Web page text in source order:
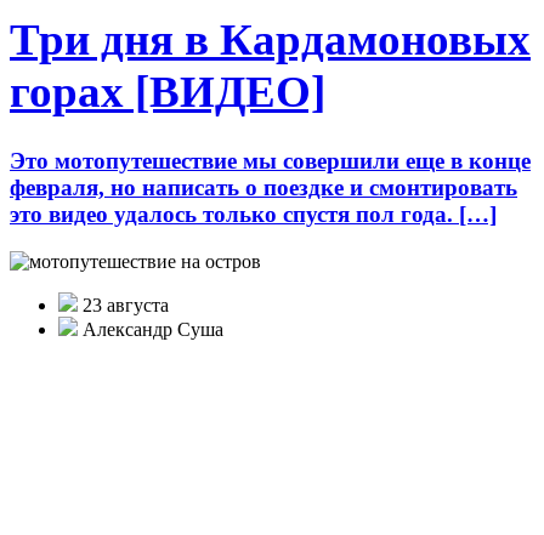
Три дня в Кардамоновых
горах [ВИДЕО]
Это мотопутешествие мы совершили еще в конце
февраля, но написать о поездке и смонтировать
это видео удалось только спустя пол года. […]
23 августа
Александр Суша